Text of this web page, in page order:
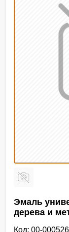
Эмаль
дерева и
Код: 00-